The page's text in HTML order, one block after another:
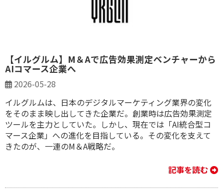
【イルグルム】M＆Aで広告効果測定ベンチャーから
AIコマース企業へ
2026-05-28
イルグルムは、日本のデジタルマーケティング業界の変化
をそのまま映し出してきた企業だ。創業時は広告効果測定
ツールを主力としていた。しかし、現在では「AI統合型コ
マース企業」への進化を目指している。その変化を支えて
きたのが、一連のM＆A戦略だ。
記事を読む